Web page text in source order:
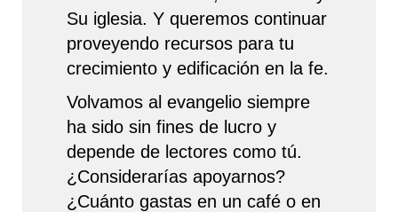
Su iglesia. Y queremos continuar
proveyendo recursos para tu
crecimiento y edificación en la fe.
Volvamos al evangelio siempre
ha sido sin fines de lucro y
depende de lectores como tú.
¿Considerarías apoyarnos?
¿Cuánto gastas en un café o en